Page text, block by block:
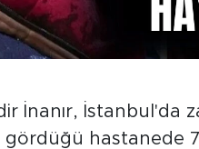
İnanır, İstanbul'da
hastanede